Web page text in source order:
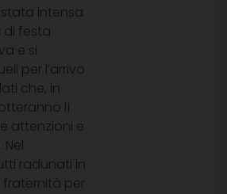
intensa
di festa
e si
per l’arrivo
che, in
lì
attenzioni e
radunati in
fraternità per